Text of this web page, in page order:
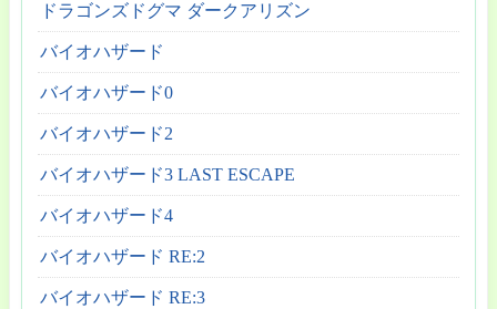
ドラゴンズドグマ ダークアリズン
バイオハザード
バイオハザード0
バイオハザード2
バイオハザード3 LAST ESCAPE
バイオハザード4
バイオハザード RE:2
バイオハザード RE:3